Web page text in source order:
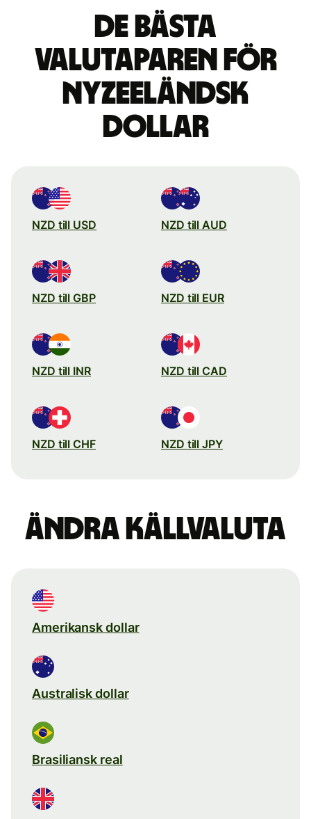
De bästa
valutaparen för
nyzeeländsk
dollar
NZD till USD NZD till AUD
NZD till GBP NZD till EUR
NZD till INR NZD till CAD
NZD till CHF NZD till JPY
Ändra källvaluta
Amerikansk dollar
Australisk dollar
Brasiliansk real